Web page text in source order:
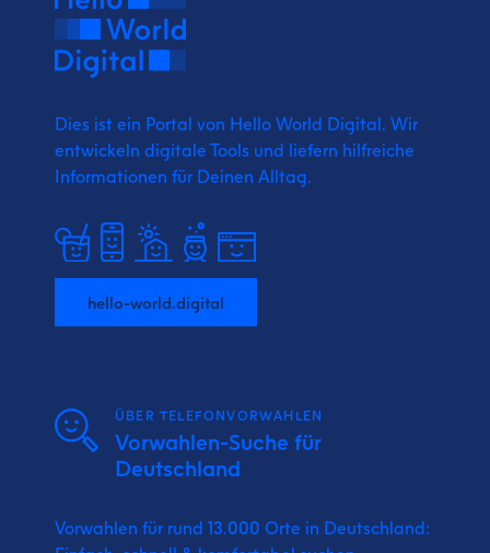
Dies ist ein Portal von Hello World Digital. Wir
entwickeln digitale Tools und liefern hilfreiche
Informationen für Deinen Alltag.
hello-world.digital
ÜBER TELEFONVORWAHLEN
Vorwahlen-Suche für
Deutschland
Vorwahlen für rund 13.000 Orte in Deutschland: